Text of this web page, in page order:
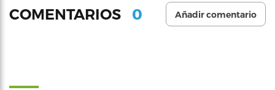
COMENTARIOS 0 Añadir comentario